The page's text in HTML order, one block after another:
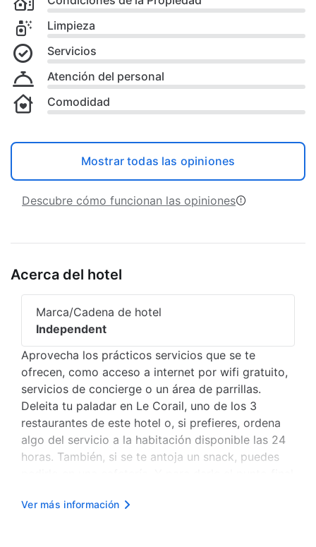
Limpieza
Servicios
Atención del personal
Comodidad
Mostrar todas las opiniones
Descubre cómo funcionan las opiniones
Acerca del hotel
Marca/Cadena de hotel
Independent
Aprovecha los prácticos servicios que se te
ofrecen, como acceso a internet por wifi gratuito,
servicios de concierge o un área de parrillas.
Deleita tu paladar en Le Corail, uno de los 3
restaurantes de este hotel o, si prefieres, ordena
algo del servicio a la habitación disponible las 24
horas. También, si se te antoja un snack, puedes
cocktail en el Bar. Todos los días se sirve un
Ver más información